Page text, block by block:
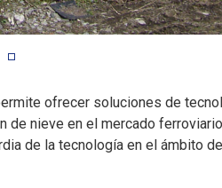
ofrecer soluciones de
nieve en el mercado
de la tecnología en el ámbito